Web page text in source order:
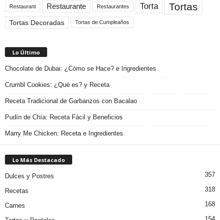
Restaurant Restaurante Restaurantes Torta Tortas
Tortas Decoradas Tortas de Cumpleaños
Lo Último
Chocolate de Dubai: ¿Cómo se Hace? e Ingredientes
Crumbl Cookies: ¿Qué es? y Receta
Receta Tradicional de Garbanzos con Bacalao
Pudín de Chía: Receta Fácil y Beneficios
Marry Me Chicken: Receta e Ingredientes
Lo Más Destacado
Dulces y Postres 357
Recetas 318
Carnes 168